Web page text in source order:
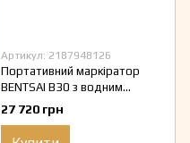
Артикул: 2187948126
Портативний маркіратор
BENTSAI B30 з водним
чорнилом
27 720 грн